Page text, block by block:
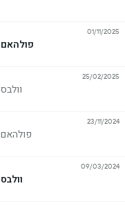
פולהאם
01/11/2025
וולבס
25/02/2025
פולהאם
23/11/2024
וולבס
09/03/2024